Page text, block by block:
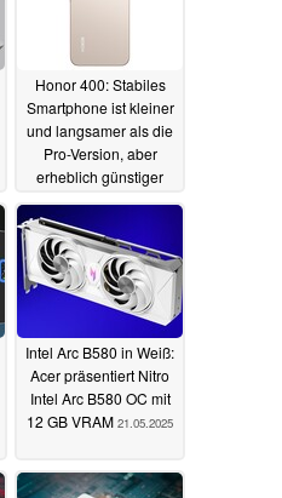
Honor 400: Stabiles
Smartphone ist kleiner
und langsamer als die
Pro-Version, aber
erheblich günstiger
22.05.2025
Intel Arc B580 in Weiß:
Acer präsentiert Nitro
Intel Arc B580 OC mit
12 GB VRAM 21.05.2025